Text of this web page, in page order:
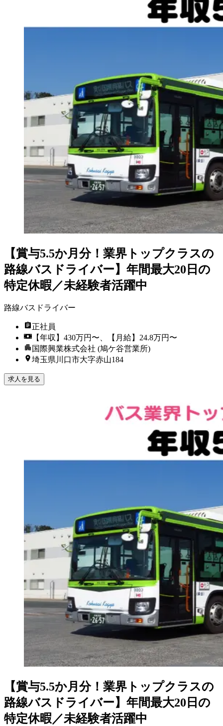
【賞与5.5か月分！業界トップクラスの
路線バスドライバー】年間最大20日の
特定休暇／未経験者活躍中
路線バスドライバー
正社員
【年収】430万円〜、【月給】24.8万円〜
国際興業株式会社 (鳩ケ谷営業所)
埼玉県川口市大字赤山184
求人を見る
【賞与5.5か月分！業界トップクラスの
路線バスドライバー】年間最大20日の
特定休暇／未経験者活躍中